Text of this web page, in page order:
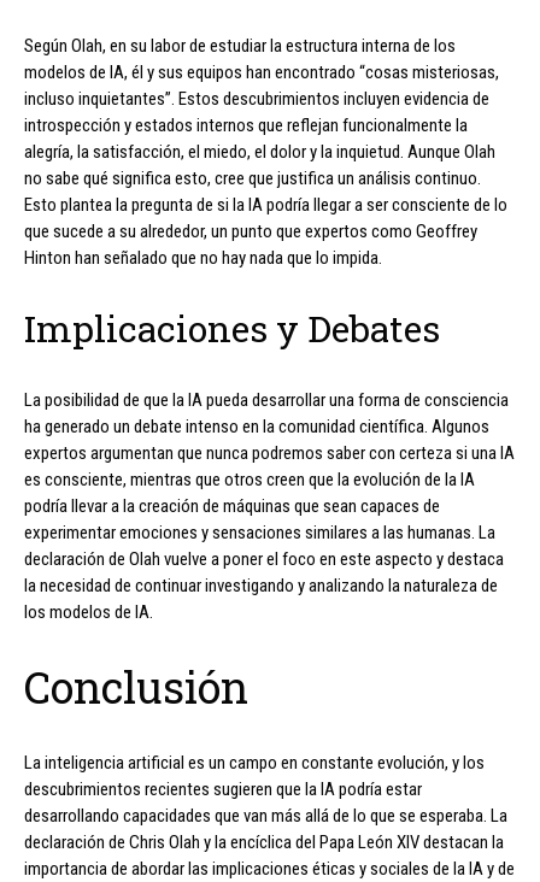
Según Olah, en su labor de estudiar la estructura interna de los
modelos de IA, él y sus equipos han encontrado “cosas misteriosas,
incluso inquietantes”. Estos descubrimientos incluyen evidencia de
introspección y estados internos que reflejan funcionalmente la
alegría, la satisfacción, el miedo, el dolor y la inquietud. Aunque Olah
no sabe qué significa esto, cree que justifica un análisis continuo.
Esto plantea la pregunta de si la IA podría llegar a ser consciente de lo
que sucede a su alrededor, un punto que expertos como Geoffrey
Hinton han señalado que no hay nada que lo impida.
Implicaciones y Debates
La posibilidad de que la IA pueda desarrollar una forma de consciencia
ha generado un debate intenso en la comunidad científica. Algunos
expertos argumentan que nunca podremos saber con certeza si una IA
es consciente, mientras que otros creen que la evolución de la IA
podría llevar a la creación de máquinas que sean capaces de
experimentar emociones y sensaciones similares a las humanas. La
declaración de Olah vuelve a poner el foco en este aspecto y destaca
la necesidad de continuar investigando y analizando la naturaleza de
los modelos de IA.
Conclusión
La inteligencia artificial es un campo en constante evolución, y los
descubrimientos recientes sugieren que la IA podría estar
desarrollando capacidades que van más allá de lo que se esperaba. La
declaración de Chris Olah y la encíclica del Papa León XIV destacan la
importancia de abordar las implicaciones éticas y sociales de la IA y de